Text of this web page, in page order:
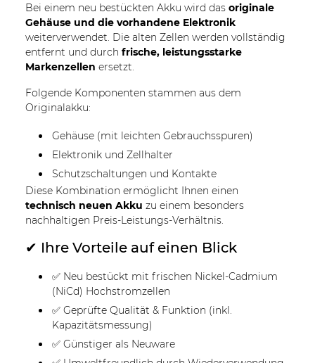
Bei einem neu bestückten Akku wird das originale
Gehäuse und die vorhandene Elektronik
weiterverwendet. Die alten Zellen werden vollständig
entfernt und durch frische, leistungsstarke
Markenzellen ersetzt.
Folgende Komponenten stammen aus dem
Originalakku:
Gehäuse (mit leichten Gebrauchsspuren)
Elektronik und Zellhalter
Schutzschaltungen und Kontakte
Diese Kombination ermöglicht Ihnen einen
technisch neuen Akku zu einem besonders
nachhaltigen Preis-Leistungs-Verhältnis.
✔ Ihre Vorteile auf einen Blick
✅ Neu bestückt mit frischen Nickel-Cadmium
(NiCd) Hochstromzellen
✅ Geprüfte Qualität & Funktion (inkl.
Kapazitätsmessung)
✅ Günstiger als Neuware